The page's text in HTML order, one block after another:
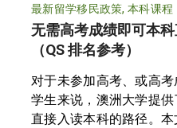
最新留学移民政策 本科课程
无需高考成绩即可本
（QS 排名参考）
对于未参加高考、或高
学生来说，澳洲大学提
直接入读本科的路径。